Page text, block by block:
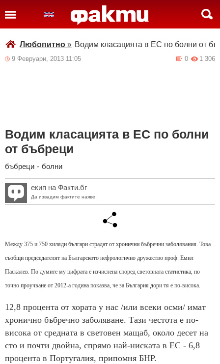
Любопитно » Водим класацията в ЕС по болни от
9 Февруари, 2013 11:05 1 306
0
Водим класацията в ЕС по болни
от бъбреци
бъбреци - болни
екип на Факти.бг
Да извадим фактите наяве
Между 375 и 750 хиляди българи страдат от хронични бъбречни заболявания. Това
съобщи председателят на Българското нефрологично дружество проф. Емил
Паскалев. По думите му цифрата е изчислена според световната статистика, но
точно проучване от 2012-а година показва, че за България дори тя е по-висока.
12,8 процента от хората у нас /или всеки осми/ имат
хронично бъбречно заболяване. Тази честота е по-
висока от средната в световен мащаб, около десет на
сто и почти двойна, спрямо най-ниската в ЕС - 6,8
процента в Португалия, припомня БНР.